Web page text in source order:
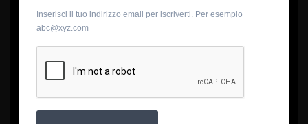
Inserisci il tuo indirizzo email per iscriverti. Per esempio
abc@xyz.com